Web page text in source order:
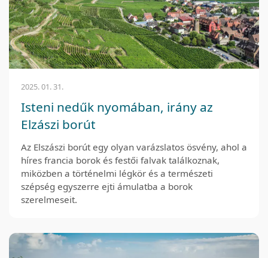
2025. 01. 31.
Isteni nedűk nyomában, irány az
Elzászi borút
Az Elszászi borút egy olyan varázslatos ösvény, ahol a
híres francia borok és festői falvak találkoznak,
miközben a történelmi légkör és a természeti
szépség egyszerre ejti ámulatba a borok
szerelmeseit.